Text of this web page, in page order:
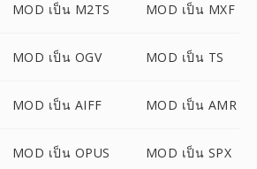
MOD เป็น M2TS MOD เป็น MXF
MOD เป็น OGV MOD เป็น TS
MOD เป็น AIFF MOD เป็น AMR
MOD เป็น OPUS MOD เป็น SPX